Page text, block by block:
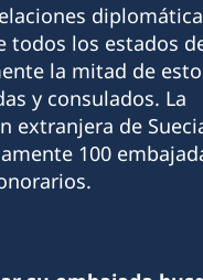
32
Phelps Piso 19,
todos los estados
la mitad de
y consulados. La
extranjera de
100